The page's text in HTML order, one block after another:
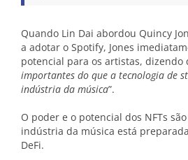
Quando Lin Dai abordou Quincy
a adotar o Spotify, Jones
potencial para os artistas, dizendo
importantes do que a tecnologia de
indústria da música”.
O poder e o potencial dos NFTs
indústria da música está
DeFi.